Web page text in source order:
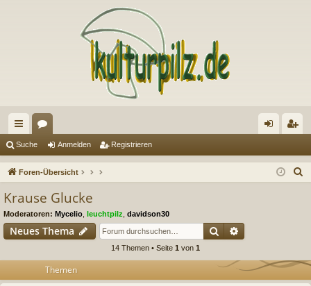
ch
ne
riff
en m ist
Suche Anmelden Registrieren
Foren-Übersicht
Krause Glucke
Moderatoren: Mycelio leuchtpilz davidson30
Neues Thema Suche
14 Themen • Seite 1 von 1
Themen